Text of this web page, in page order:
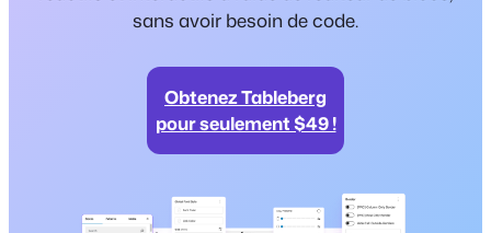
sans avoir besoin de code.
Obtenez Tableberg
pour seulement $49 !